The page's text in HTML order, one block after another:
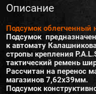
Описание
Подсумок облегченный
Подсумок
к автомату
стропы крепления
тактический ремень
Рассчитан на перенос
магазинов 7,62х39мм.
Подсумок